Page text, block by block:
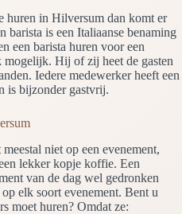
huren in Hilversum dan komt er
barista is een Italiaanse benaming
een barista huren voor een
mogelijk. Hij of zij heet de gasten
Iedere medewerker heeft een
is bijzonder gastvrij.
niet op een evenement,
lekker kopje koffie. Een
van de dag wel gedronken
elk soort evenement. Bent u
moet huren? Omdat ze: